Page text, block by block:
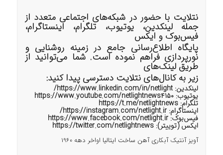
نتلایت با حضور در شبکه‌های اجتماعی متعدد از
جمله لینکدین، یوتیوب، تلگرام، اینستاگرام،
فیس‌بوک و ایکس
پایگاه اطلاع‌رسانی جامع در زمینه روشنایی و
نورپردازی فراهم نموده است. شما می‌توانید از
طریق لینک‌های
زیر به کانال‌های نتلایت دسترسی پیدا کنید:
لینکدین: https://www.linkedin.com/in/netlight/
یوتیوب: https://www.youtube.com/netlightnews4150
تلگرام:https://t.me/netlightnews
اینستاگرام: https://instagram.com/netlight.ir/
فیس‌بوک: https://www.facebook.com/netlight.ir
ایکس (توییتر): https://twitter.com/netlightnews
آویز آنتیک آبکاری آهن ساخت ایتالیا اواخر دهه 1960